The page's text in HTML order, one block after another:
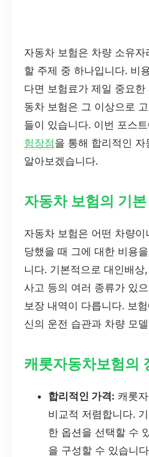
자동차 보험은 차량 소유
할 주제 중 하나입니다. 비
다면 보험료가 제일 중요
동차 보험은 그 이상으로
들이 있습니다. 이번 포스
험장점을 통해 합리적인
알아보겠습니다.
자동차 보험의 기본
자동차 보험은 어떤 차량
당했을 때 그에 대한 비용
니다. 기본적으로 대인배상
사고 등의 여러 종류가 있
보장 내역이 다릅니다. 보
신의 운전 습관과 차량 모
캐롯자동차보험의
합리적인 가격: 캐롯
비교적 저렴합니다.
한 옵션을 선택할 수
을 구성할 수 있습니